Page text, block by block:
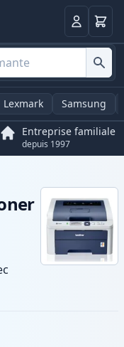
Panier
Lexmark Samsung
Entreprise familiale
depuis 1997